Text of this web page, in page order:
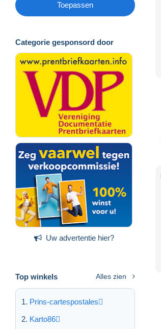
Toepassen
Categorie gesponsord door
Uw advertentie hier?
Top winkels Alles zien
Prins-cartespostales
Karto86